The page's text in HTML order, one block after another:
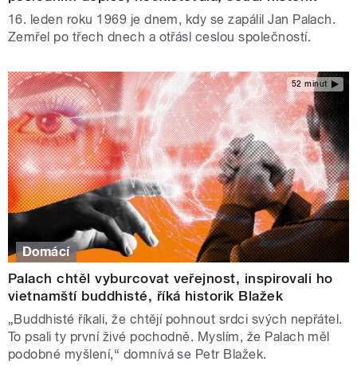
16. leden roku 1969 je dnem, kdy se zapálil Jan Palach.
Zemřel po třech dnech a otřásl ceslou společností.
52 minut
Domácí
Palach chtěl vyburcovat veřejnost, inspirovali ho
vietnamští buddhisté, říká historik Blažek
„Buddhisté říkali, že chtějí pohnout srdci svých nepřátel.
To psali ty první živé pochodně. Myslím, že Palach měl
podobné myšlení,“ domnívá se Petr Blažek.